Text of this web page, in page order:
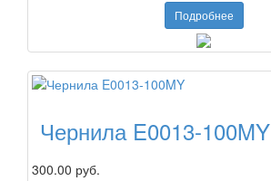
Подробнее
Чернила E0013-100MY
300.00 руб.